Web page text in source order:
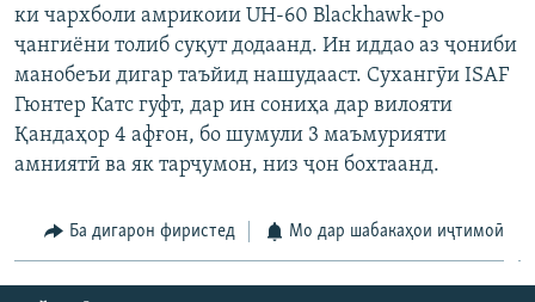
ВАРЗИШ
ОЗОДӢ ОНЛАЙН
ВИДЕО
НИГОРИСТОН
ГУЗОРИШҲОИ РАДИОӢ
РӮЙХАТҲО
КИТОБҲОИ ОЗОДӢ
Русский
ки чархболи амрикоии UH-60 Blackhawk-ро
ҷангиёни толиб суқут додаанд. Ин иддао аз ҷониби
манобеъи дигар таъйид нашудааст. Сухангӯи ISAF
Гюнтер Катс гуфт, дар ин сониҳа дар вилояти
Қандаҳор 4 афғон, бо шумули 3 маъмурияти
амниятӣ ва як тарҷумон, низ ҷон бохтаанд.
Ба дигарон фиристед Мо дар шабакаҳои иҷтимоӣ